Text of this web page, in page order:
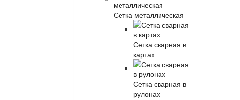
Сетка металлическая
Сетка сварная в
картах
Сетка сварная в
рулонах